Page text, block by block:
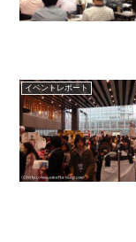
イベントレポート